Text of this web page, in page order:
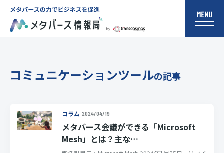
コミュニケーションツールの記事
コラム 2024/04/19
メタバース会議ができる「Microsoft
Mesh」とは？主な…